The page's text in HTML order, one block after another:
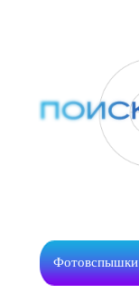
Фотовспышки